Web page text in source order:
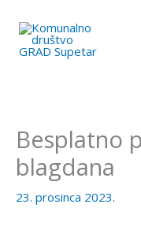
content
Besplatno
blagdana
23. prosinca 2023.